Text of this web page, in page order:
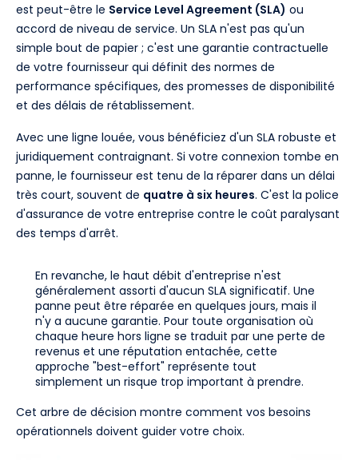
est peut-être le Service Level Agreement (SLA) ou
accord de niveau de service. Un SLA n'est pas qu'un
simple bout de papier ; c'est une garantie contractuelle
de votre fournisseur qui définit des normes de
performance spécifiques, des promesses de disponibilité
et des délais de rétablissement.
Avec une ligne louée, vous bénéficiez d'un SLA robuste et
juridiquement contraignant. Si votre connexion tombe en
panne, le fournisseur est tenu de la réparer dans un délai
très court, souvent de quatre à six heures. C'est la police
d'assurance de votre entreprise contre le coût paralysant
des temps d'arrêt.
En revanche, le haut débit d'entreprise n'est
généralement assorti d'aucun SLA significatif. Une
panne peut être réparée en quelques jours, mais il
n'y a aucune garantie. Pour toute organisation où
chaque heure hors ligne se traduit par une perte de
revenus et une réputation entachée, cette
approche "best-effort" représente tout
simplement un risque trop important à prendre.
Cet arbre de décision montre comment vos besoins
opérationnels doivent guider votre choix.